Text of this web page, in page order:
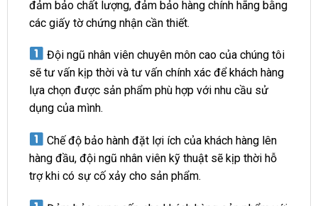
đảm bảo chất lượng, đảm bảo hàng chính hãng bằng
các giấy tờ chứng nhận cần thiết.
Đội ngũ nhân viên chuyên môn cao của chúng tôi
sẽ tư vấn kịp thời và tư vấn chính xác để khách hàng
lựa chọn được sản phẩm phù hợp với nhu cầu sử
dụng của mình.
Chế độ bảo hành đặt lợi ích của khách hàng lên
hàng đầu, đội ngũ nhân viên kỹ thuật sẽ kịp thời hỗ
trợ khi có sự cố xảy cho sản phẩm.